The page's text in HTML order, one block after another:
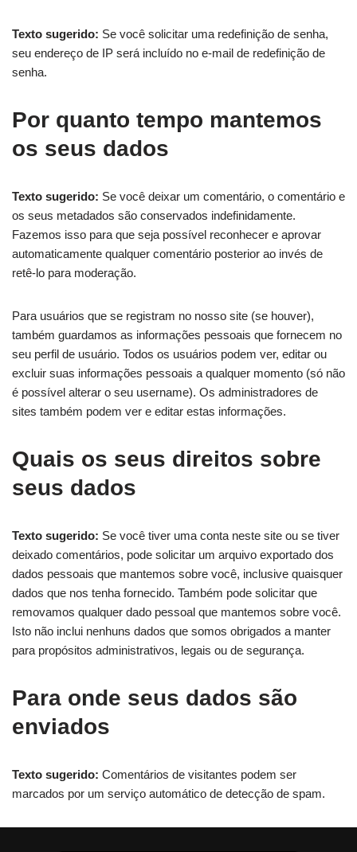
Texto sugerido: Se você solicitar uma redefinição de senha,
seu endereço de IP será incluído no e-mail de redefinição de
senha.
Por quanto tempo mantemos
os seus dados
Texto sugerido: Se você deixar um comentário, o comentário e
os seus metadados são conservados indefinidamente.
Fazemos isso para que seja possível reconhecer e aprovar
automaticamente qualquer comentário posterior ao invés de
retê-lo para moderação.
Para usuários que se registram no nosso site (se houver),
também guardamos as informações pessoais que fornecem no
seu perfil de usuário. Todos os usuários podem ver, editar ou
excluir suas informações pessoais a qualquer momento (só não
é possível alterar o seu username). Os administradores de
sites também podem ver e editar estas informações.
Quais os seus direitos sobre
seus dados
Texto sugerido: Se você tiver uma conta neste site ou se tiver
deixado comentários, pode solicitar um arquivo exportado dos
dados pessoais que mantemos sobre você, inclusive quaisquer
dados que nos tenha fornecido. Também pode solicitar que
removamos qualquer dado pessoal que mantemos sobre você.
Isto não inclui nenhuns dados que somos obrigados a manter
para propósitos administrativos, legais ou de segurança.
Para onde seus dados são
enviados
Texto sugerido: Comentários de visitantes podem ser
marcados por um serviço automático de detecção de spam.